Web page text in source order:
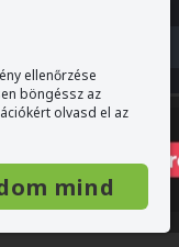
ellenőrzése
böngéssz az
olvasd el az
mind